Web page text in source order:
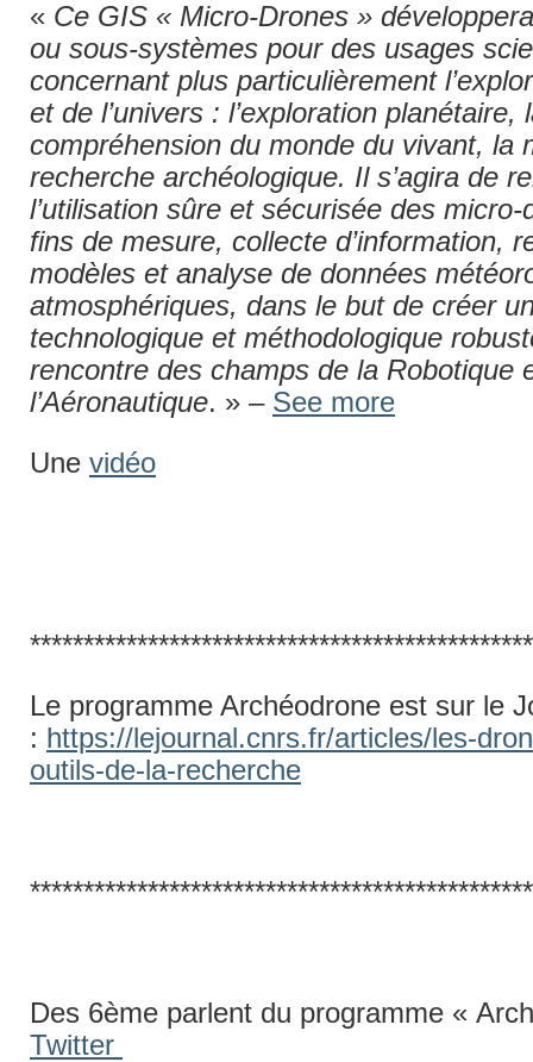
« Ce GIS « Micro-Drones »
ou sous-systèmes pour des usages
concernant plus particulièrement
et de l’univers : l’exploration planétaire,
compréhension du monde du vivant, la
recherche archéologique. Il s’agira de
l’utilisation sûre et sécurisée des
fins de mesure, collecte d’information,
modèles et analyse de données
atmosphériques, dans le but de créer
technologique et méthodologique
rencontre des champs de la Robotique
l’Aéronautique. » – See more
Une vidéo
Le programme Archéodrone est sur le
: https://lejournal.cnrs.fr/articles/les-
outils-de-la-recherche
Des 6ème parlent du programme «
Twitter